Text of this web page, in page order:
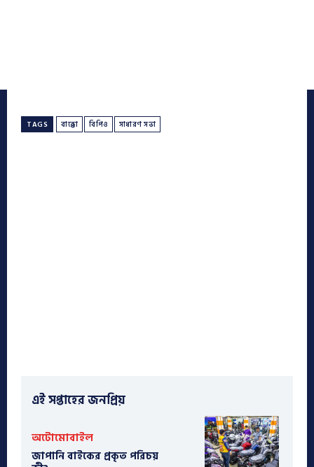
TAGS বাক্কো বিপিও সাধারণ সভা
এই সপ্তাহের জনপ্রিয়
অটোমোবাইল
​জাপানি বাইকের প্রকৃত পরিচয়